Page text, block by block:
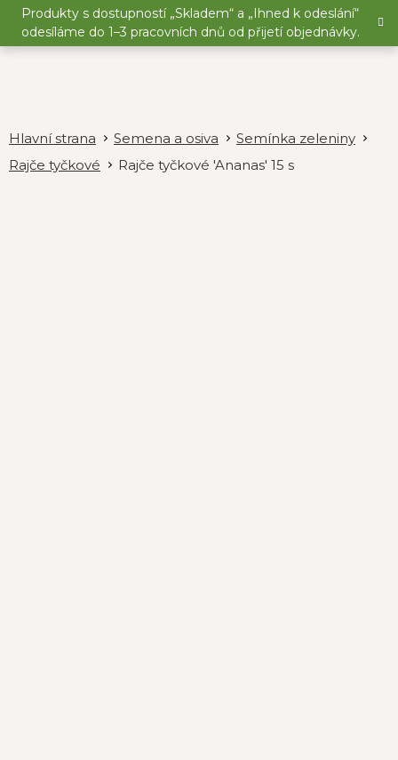
Přejít
obsah
Produkty s dostupností „Skladem“ a „Ihned k odeslání“
odesíláme do 1–3 pracovních dnů od přijetí objednávky.
Semena a osiva
Semínka zeleniny
Rajče tyčkové
Rajče tyčkové 'Ananas' 15 s